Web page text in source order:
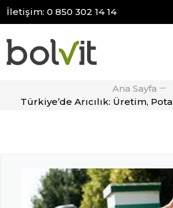
İletişim: 0 850 302 14 14
Ana Sayfa
Türkiye’de Arıcılık: Üretim,